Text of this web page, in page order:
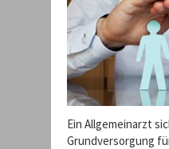
Ein Allgemeinarzt
Grundversorgung